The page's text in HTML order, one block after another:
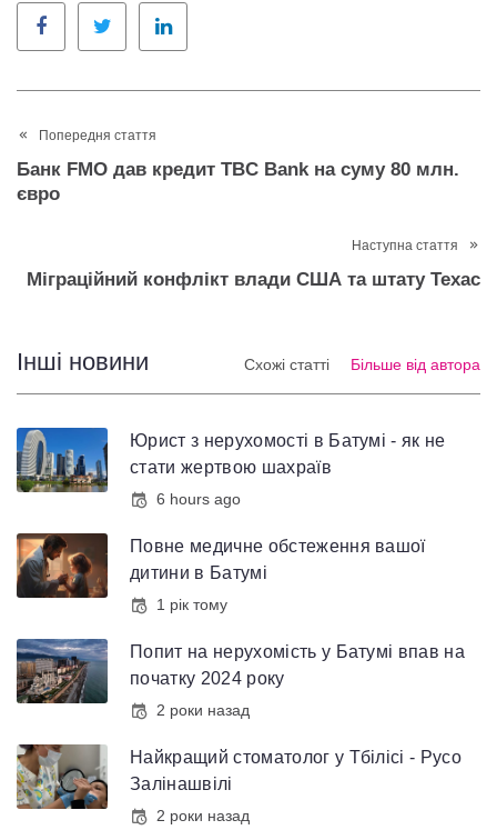
Facebook Twitter
Попередня стаття
Банк FMO дав кредит TBC Bank на суму 80 млн.
євро
Наступна стаття
Міграційний конфлікт влади США та штату Техас
Інші новини Схожі статті Більше від автора
Юрист з нерухомості в Батумі - як не
стати жертвою шахраїв
6 hours ago
Повне медичне обстеження вашої
дитини в Батумі
1 рік тому
Попит на нерухомість у Батумі впав на
початку 2024 року
2 роки назад
Найкращий стоматолог у Тбілісі - Русо
Залінашвілі
2 роки назад